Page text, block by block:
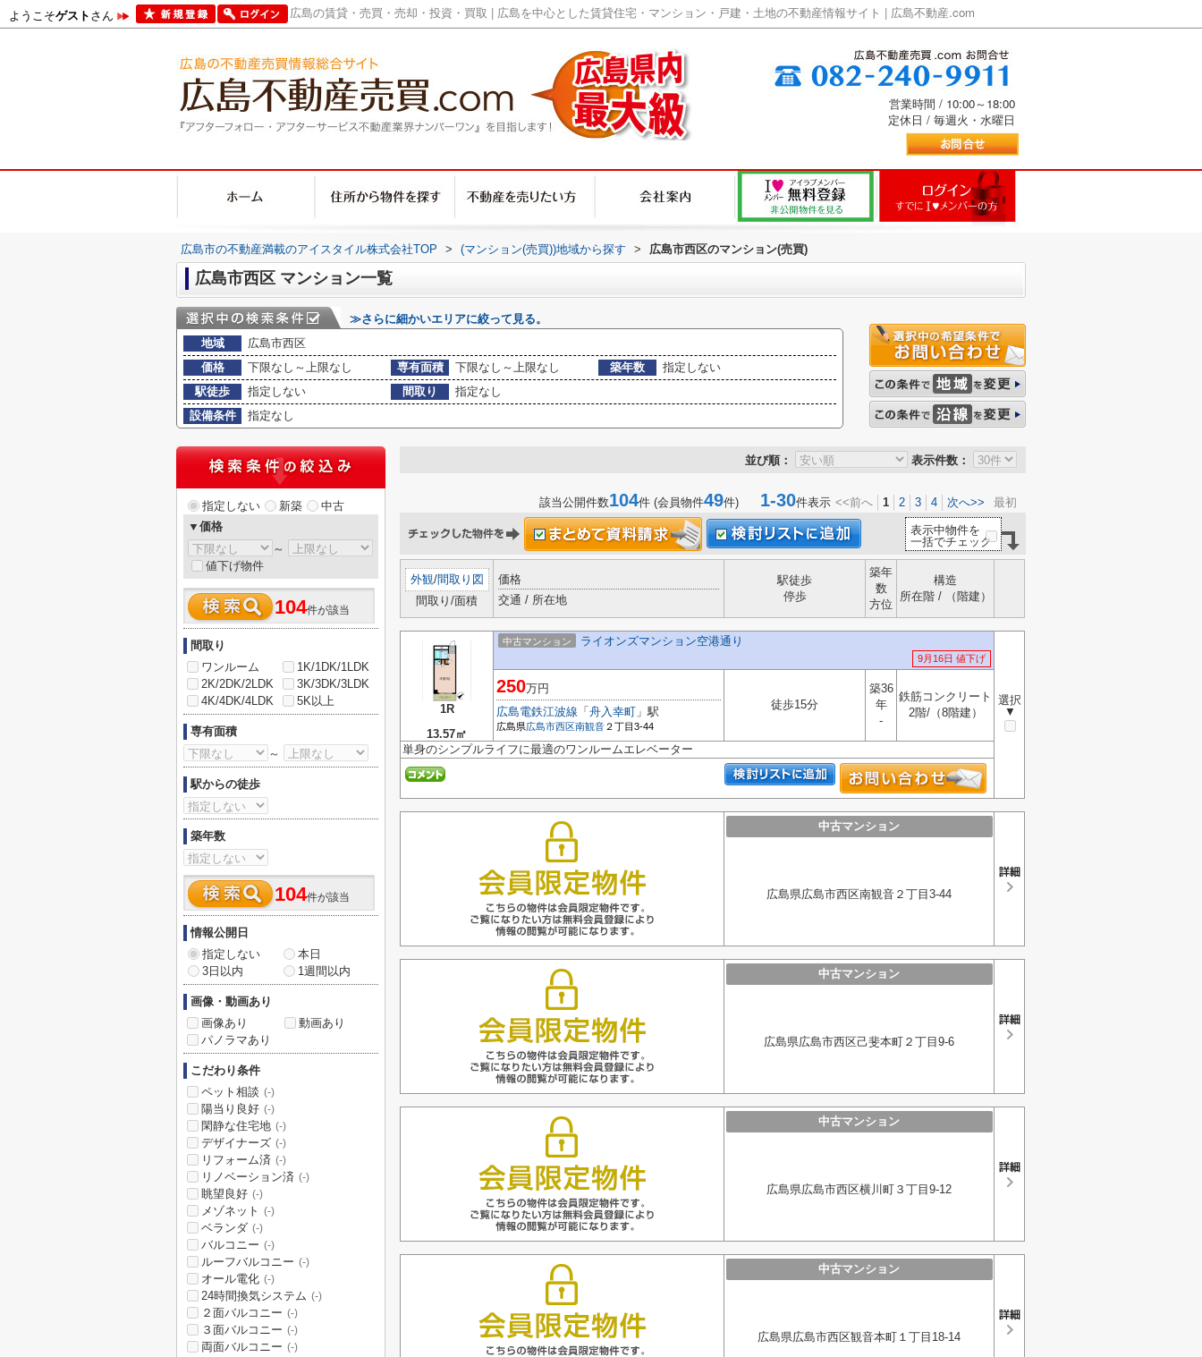
ようこそゲストさん 広島の賃貸・売買・売却・投資・買取 | 広島を中心とした賃貸住宅・マンション・戸建・土地の不動産情報サイト | 広島不動産.com
営業時間 / 10:00～18:00
定休日 / 毎週火・水曜日
広島市の不動産満載のアイスタイル株式会社TOP > (マンション(売買))地域から探す > 広島市西区のマンション(売買)
広島市西区 マンション一覧
≫さらに細かいエリアに絞って見る。
地域
広島市西区
価格
下限なし～上限なし 専有面積 下限なし～上限なし 築年数
指定しない
駅徒歩
指定しない 間取り
指定なし
設備条件
指定なし
並び順： 表示件数：
該当公開件数104件 (会員物件49件) 1-30件表示 <<前へ 1 2 3 4 次へ>> 最初
表示中物件を
一括でチェック
外観/間取り図
間取り/面積
価格
交通 / 所在地
駅徒歩
停歩
築年
数
方位
構造
所在階 / （階建）
1R
13.57㎡
中古マンション ライオンズマンション空港通り
9月16日 値下げ
選択
▼
250万円
広島電鉄江波線 「 舟入幸町 」駅
広島県広島市西区南観音 ２丁目3-44
徒歩15分
築36
年
-
鉄筋コンクリート
2階/（8階建）
単身のシンプルライフに最適のワンルームエレベーター
中古マンション
広島県広島市西区南観音２丁目3-44
中古マンション
広島県広島市西区己斐本町２丁目9-6
中古マンション
広島県広島市西区横川町３丁目9-12
中古マンション
広島県広島市西区観音本町１丁目18-14
指定しない 新築
中古
▼価格
～
値下げ物件
104件が該当
間取り
ワンルーム
1K/1DK/1LDK
2K/2DK/2LDK
3K/3DK/3LDK
4K/4DK/4LDK
5K以上
専有面積
～
駅からの徒歩
築年数
104件が該当
情報公開日
指定しない
本日
3日以内
1週間以内
画像・動画あり
画像あり
動画あり
パノラマあり
こだわり条件
ペット相談 (-)
陽当り良好 (-)
閑静な住宅地 (-)
デザイナーズ (-)
リフォーム済 (-)
リノベーション済 (-)
眺望良好 (-)
メゾネット (-)
ベランダ (-)
バルコニー (-)
ルーフバルコニー (-)
オール電化 (-)
24時間換気システム (-)
２面バルコニー (-)
３面バルコニー (-)
両面バルコニー (-)